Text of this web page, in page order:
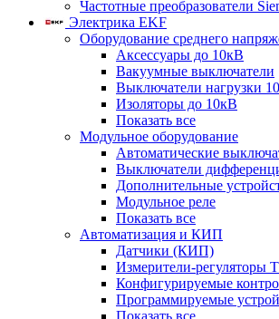
Частотные преобразователи
Электрика EKF
Оборудование среднего
Аксессуары до 10кВ
Вакуумные выключатели
Выключатели нагрузки
Изоляторы до 10кВ
Показать все
Модульное оборудование
Автоматические
Выключатели
Дополнительные
Модульное реле
Показать все
Автоматизация и КИП
Датчики (КИП)
Измерители-регуляторы
Конфигурируемые
Программируемые
Показать все